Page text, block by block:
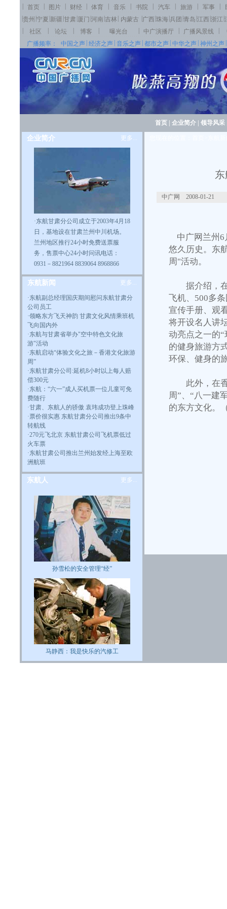
首页 图片 财经 体育 音乐 书院 汽车 旅游 军事
贵州 宁夏 新疆 甘肃 厦门 河南 吉林 内蒙古 广西 珠海 兵团 青岛 江西 浙江
社区 论坛 博客 曝光台 中广演播厅 广播风景线
广播频率：
中国之声 经济之声 音乐之声 都市之声 中华之声 神州之声
首页| 企业简介| 领导风采
企业简介 更多...
·东航甘肃分公司成立于2003年4月18
日，基地设在甘肃兰州中川机场。
兰州地区推行24小时免费送票服
务，售票中心24小时问讯电话：
0931－8821964 8839064 8968866
东航新闻 更多...
·东航副总经理国庆期间慰问东航甘肃分
公司员工
·领略东方飞天神韵 甘肃文化风情乘班机
飞向国内外
·东航与甘肃省举办"空中特色文化旅
游"活动
·东航启动“体验文化之旅－香港文化旅游
周”
·东航甘肃分公司:延机8小时以上每人赔
偿300元
·东航：“六一”成人买机票一位儿童可免
费随行
·甘肃、东航人的骄傲 袁玮成功登上珠峰
·票价很实惠 东航甘肃分公司推出9条中
转航线
·270元飞北京 东航甘肃公司飞机票低过
火车票
·东航甘肃公司推出兰州始发经上海至欧
洲航班
东航人 更多...
孙雪松的安全管理“经”
马静西：我是快乐的汽修工
中广网 2008-01-21
中广网兰州6
悠久历史。东
周"活动。
据介绍，在6
飞机、500多
宣传手册、观
将开设名人讲
动亮点之一的
的健身旅游方
环保、健身的
此外，在香
周”、“八一建
的东方文化。